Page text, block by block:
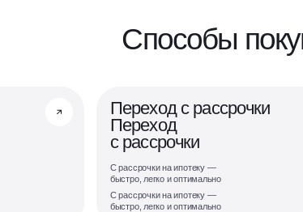
Способы
Переход с рассрочки
Переход
с рассрочки
С рассрочки на ипотеку —
быстро, легко и оптимально
С рассрочки на ипотеку —
быстро, легко и оптимально